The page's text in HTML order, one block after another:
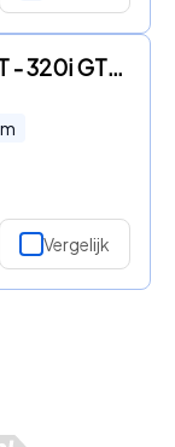
BMW 3-serie GT - 320i GT LUXURY + PANORAMA / NAVIGATIE PROFESSIONAL
Vergelijk